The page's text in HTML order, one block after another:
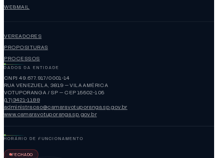
WEBMAIL
VEREADORES
PROPOSITURAS
PROCESSOS
DADOS DA ENTIDADE
CNPJ 49.677.917/0001-14
RUA VENEZUELA, 3819 — VILA AMÉRICA
VOTUPORANGA / SP — CEP 15502-105
(17)3421-1188
administracao@camaravotuporanga.sp.gov.br
www.camaravotuporanga.sp.gov.br
HORÁRIO DE FUNCIONAMENTO
FECHADO